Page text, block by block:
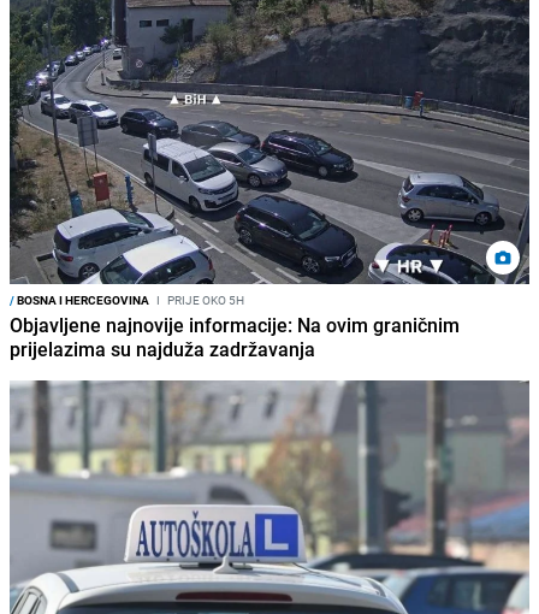
/BOSNA I HERCEGOVINA I PRIJE OKO 5H
Objavljene najnovije informacije: Na ovim graničnim
prijelazima su najduža zadržavanja